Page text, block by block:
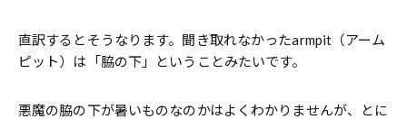
直訳するとそうなります。聞き取れなかったarmpit（アーム
ピット）は「脇の下」ということみたいです。
悪魔の脇の下が暑いものなのかはよくわかりませんが、とに